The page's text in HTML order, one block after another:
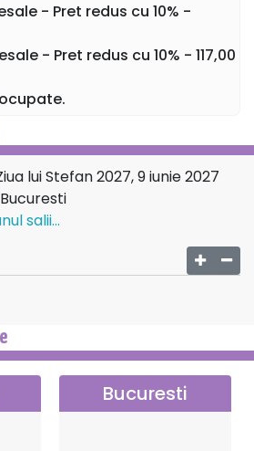
- Pret redus cu 10% -
- Pret redus cu 10% - 117,00
lui Stefan 2027, 9 iunie 2027
salii...
Bucuresti